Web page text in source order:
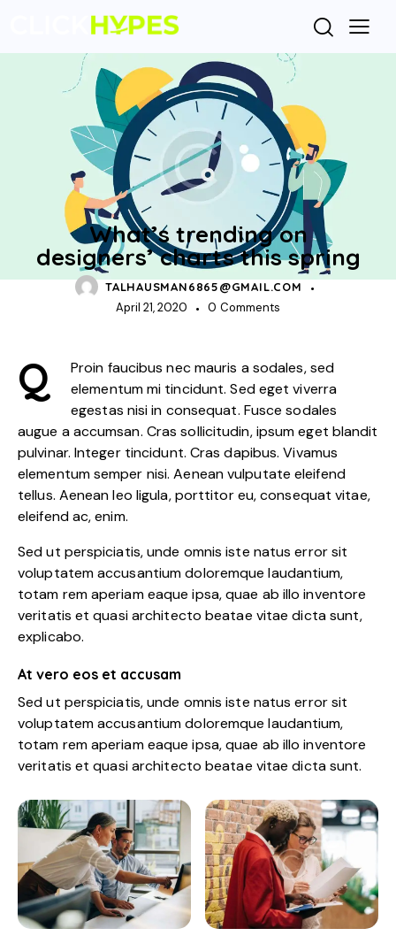
MEDIA SEO
What’s trending on
designers’ charts this spring
TALHAUSMAN6865@GMAIL.COM
April 21, 2020 0 Comments
Q
Proin faucibus nec mauris a sodales, sed
elementum mi tincidunt. Sed eget viverra
egestas nisi in consequat. Fusce sodales
augue a accumsan. Cras sollicitudin, ipsum eget blandit
pulvinar. Integer tincidunt. Cras dapibus. Vivamus
elementum semper nisi. Aenean vulputate eleifend
tellus. Aenean leo ligula, porttitor eu, consequat vitae,
eleifend ac, enim.
Sed ut perspiciatis, unde omnis iste natus error sit
voluptatem accusantium doloremque laudantium,
totam rem aperiam eaque ipsa, quae ab illo inventore
veritatis et quasi architecto beatae vitae dicta sunt,
explicabo.
At vero eos et accusam
Sed ut perspiciatis, unde omnis iste natus error sit
voluptatem accusantium doloremque laudantium,
totam rem aperiam eaque ipsa, quae ab illo inventore
veritatis et quasi architecto beatae vitae dicta sunt.